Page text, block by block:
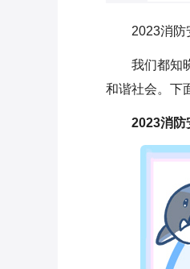
2023消防
我们都知
和谐社会。下
2023消防